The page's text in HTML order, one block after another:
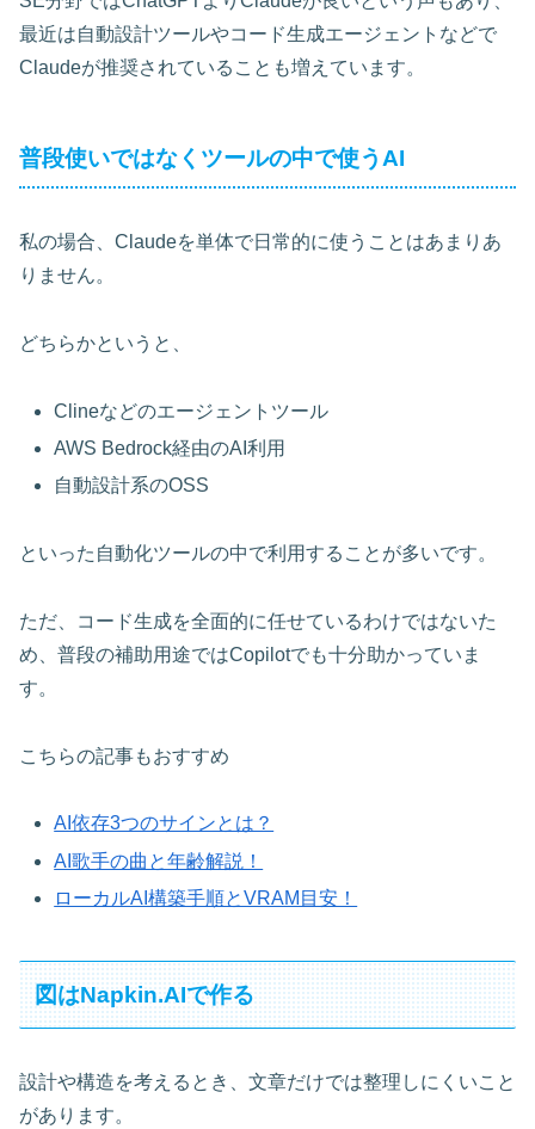
最近は自動設計ツールやコード生成エージェントなどで
Claudeが推奨されていることも増えています。
普段使いではなくツールの中で使うAI
私の場合、Claudeを単体で日常的に使うことはあまりあ
りません。
どちらかというと、
Clineなどのエージェントツール
AWS Bedrock経由のAI利用
自動設計系のOSS
といった自動化ツールの中で利用することが多いです。
ただ、コード生成を全面的に任せているわけではないた
め、普段の補助用途ではCopilotでも十分助かっていま
す。
こちらの記事もおすすめ
AI依存3つのサインとは？
AI歌手の曲と年齢解説！
ローカルAI構築手順とVRAM目安！
図はNapkin.AIで作る
設計や構造を考えるとき、文章だけでは整理しにくいこと
があります。